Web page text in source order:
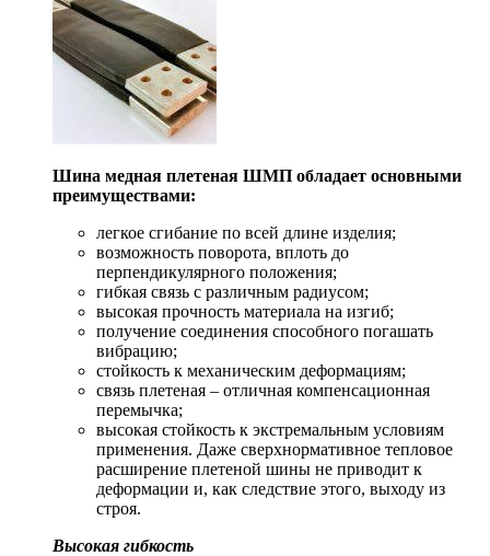
Шина медная плетеная ШМП обладает основными
преимуществами:
легкое сгибание по всей длине изделия;
возможность поворота, вплоть до
перпендикулярного положения;
гибкая связь с различным радиусом;
высокая прочность материала на изгиб;
получение соединения способного погашать
вибрацию;
стойкость к механическим деформациям;
связь плетеная – отличная компенсационная
перемычка;
высокая стойкость к экстремальным условиям
применения. Даже сверхнормативное тепловое
расширение плетеной шины не приводит к
деформации и, как следствие этого, выходу из
строя.
Высокая гибкость